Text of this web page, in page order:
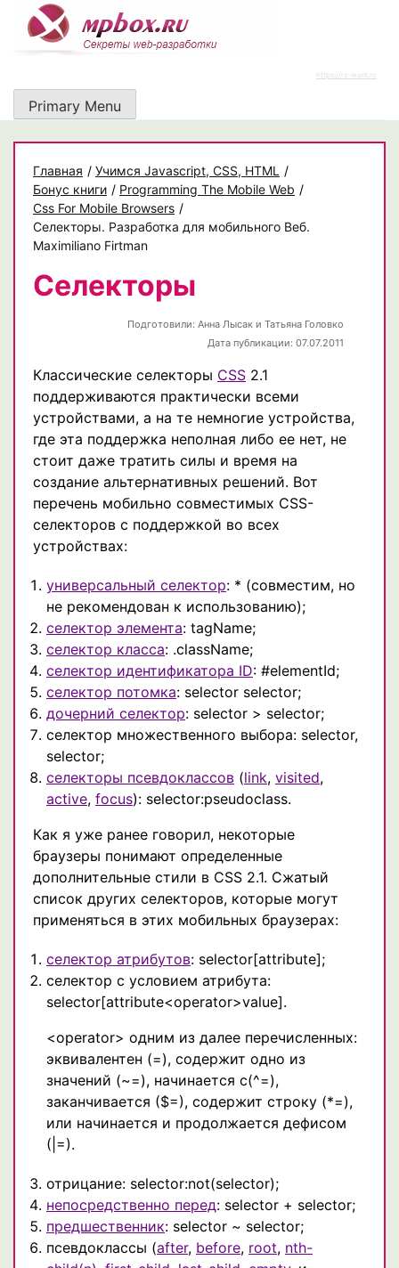
content
https://rz-work.ru
Primary Menu
Главная / Учимся Javascript, CSS, HTML
/
Бонус книги / Programming The Mobile Web /
Css For Mobile Browsers /
Селекторы. Разработка для мобильного Веб.
Maximiliano Firtman
Селекторы
Подготовили: Анна Лысак и Татьяна Головко
Дата публикации: 07.07.2011
Классические селекторы CSS 2.1
поддерживаются практически всеми
устройствами, а на те немногие устройства,
где эта поддержка неполная либо ее нет, не
стоит даже тратить силы и время на
создание альтернативных решений. Вот
перечень мобильно совместимых CSS-
селекторов с поддержкой во всех
устройствах:
универсальный селектор: * (совместим, но
не рекомендован к использованию);
селектор элемента: tagName;
селектор класса: .className;
селектор идентификатора ID: #elementId;
селектор потомка: selector selector;
дочерний селектор: selector > selector;
селектор множественного выбора: selector,
selector;
селекторы псевдоклассов (link, visited,
active, focus): selector:pseudoclass.
Как я уже ранее говорил, некоторые
браузеры понимают определенные
дополнительные стили в CSS 2.1. Сжатый
список других селекторов, которые могут
применяться в этих мобильных браузерах:
селектор атрибутов: selector[attribute];
селектор с условием атрибута:
selector[attribute<operator>value].
<operator> одним из далее перечисленных:
эквивалентен (=), содержит одно из
значений (~=), начинается с(^=),
заканчивается ($=), содержит строку (*=),
или начинается и продолжается дефисом
(|=).
отрицание: selector:not(selector);
непосредственно перед: selector + selector;
предшественник: selector ~ selector;
псевдоклассы (after, before, root, nth-